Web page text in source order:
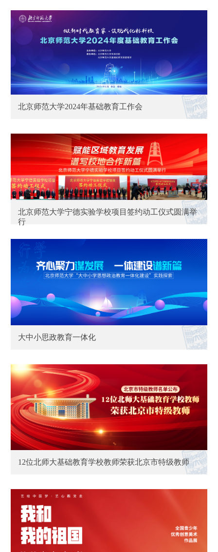
北京师范大学2024年基础教育工作会
北京师范大学宁德实验学校项目签约动工仪式圆满举
行
大中小思政教育一体化
12位北师大基础教育学校教师荣获北京市特级教师